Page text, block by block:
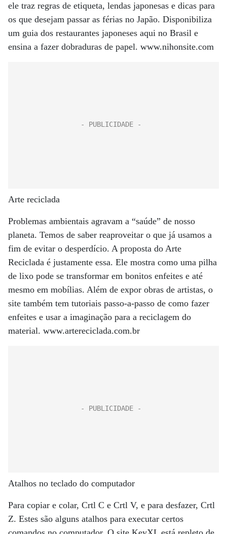
ele traz regras de etiqueta, lendas japonesas e dicas para
os que desejam passar as férias no Japão. Disponibiliza
um guia dos restaurantes japoneses aqui no Brasil e
ensina a fazer dobraduras de papel. www.nihonsite.com
Arte reciclada
Problemas ambientais agravam a “saúde” de nosso
planeta. Temos de saber reaproveitar o que já usamos a
fim de evitar o desperdício. A proposta do Arte
Reciclada é justamente essa. Ele mostra como uma pilha
de lixo pode se transformar em bonitos enfeites e até
mesmo em mobílias. Além de expor obras de artistas, o
site também tem tutoriais passo-a-passo de como fazer
enfeites e usar a imaginação para a reciclagem do
material. www.artereciclada.com.br
Atalhos no teclado do computador
Para copiar e colar, Crtl C e Crtl V, e para desfazer, Crtl
Z. Estes são alguns atalhos para executar certos